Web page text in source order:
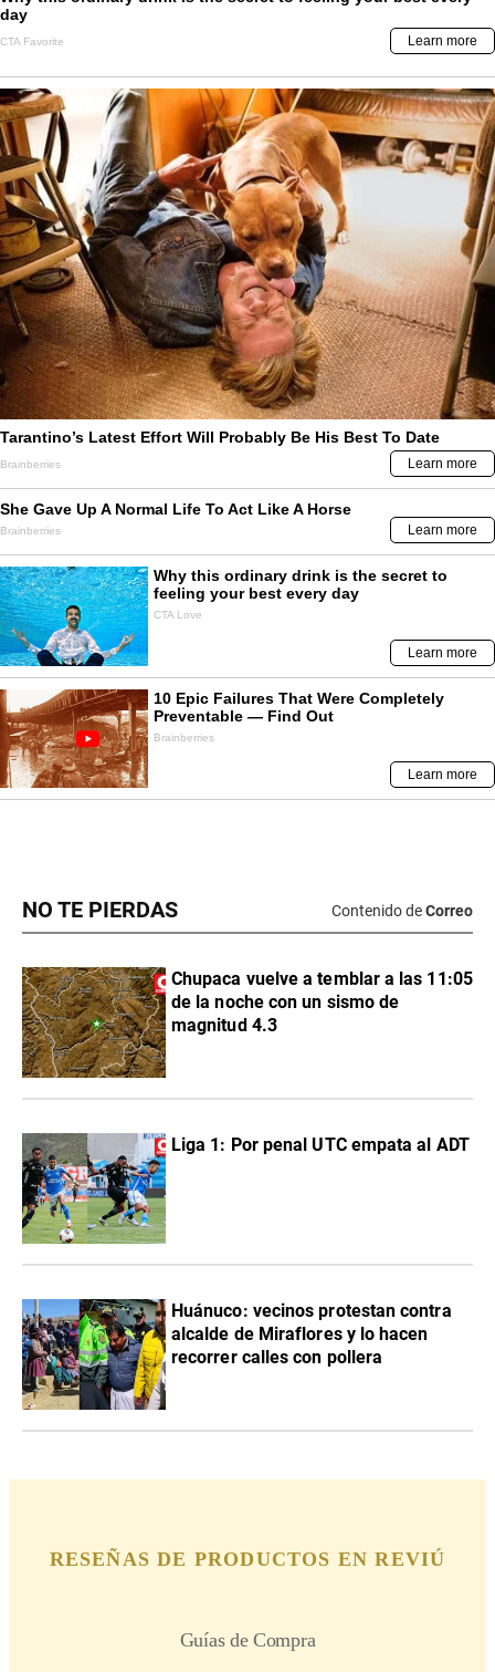
NO TE PIERDAS Contenido deCorreo
Chupaca vuelve a temblar a las 11:05
de la noche con un sismo de
magnitud 4.3
Liga 1: Por penal UTC empata al ADT
Huánuco: vecinos protestan contra
alcalde de Miraflores y lo hacen
recorrer calles con pollera